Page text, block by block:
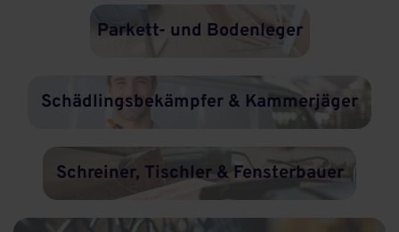
Parkett- und Bodenleger
Schädlingsbekämpfer & Kammerjäger
Schreiner, Tischler & Fensterbauer